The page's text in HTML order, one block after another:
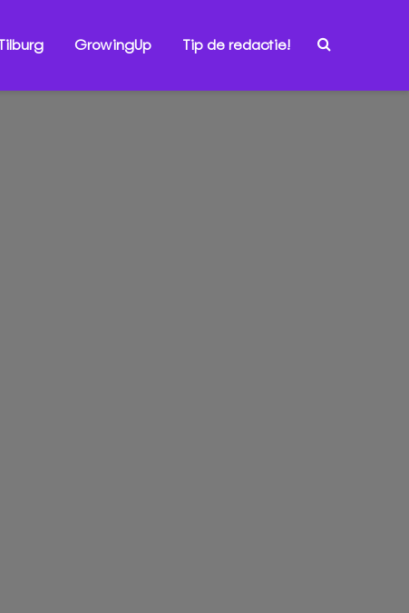
GrowingUp Tip de redactie!